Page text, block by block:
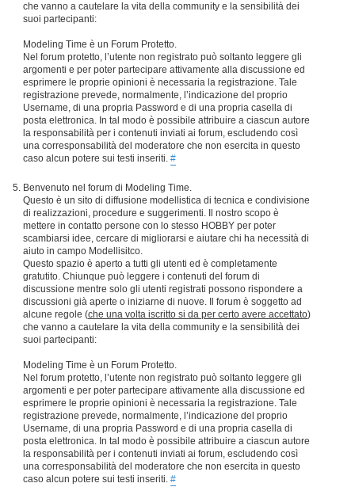
che vanno a cautelare la vita della community e la sensibilità dei
suoi partecipanti:
Modeling Time è un Forum Protetto.
Nel forum protetto, l’utente non registrato può soltanto leggere gli
argomenti e per poter partecipare attivamente alla discussione ed
esprimere le proprie opinioni è necessaria la registrazione. Tale
registrazione prevede, normalmente, l’indicazione del proprio
Username, di una propria Password e di una propria casella di
posta elettronica. In tal modo è possibile attribuire a ciascun autore
la responsabilità per i contenuti inviati ai forum, escludendo così
una corresponsabilità del moderatore che non esercita in questo
caso alcun potere sui testi inseriti. #
Benvenuto nel forum di Modeling Time.
Questo è un sito di diffusione modellistica di tecnica e condivisione
di realizzazioni, procedure e suggerimenti. Il nostro scopo è
mettere in contatto persone con lo stesso HOBBY per poter
scambiarsi idee, cercare di migliorarsi e aiutare chi ha necessità di
aiuto in campo Modellisitco.
Questo spazio è aperto a tutti gli utenti ed è completamente
gratutito. Chiunque può leggere i contenuti del forum di
discussione mentre solo gli utenti registrati possono rispondere a
discussioni già aperte o iniziarne di nuove. Il forum è soggetto ad
alcune regole (che una volta iscritto si da per certo avere accettato)
che vanno a cautelare la vita della community e la sensibilità dei
suoi partecipanti:
Modeling Time è un Forum Protetto.
Nel forum protetto, l’utente non registrato può soltanto leggere gli
argomenti e per poter partecipare attivamente alla discussione ed
esprimere le proprie opinioni è necessaria la registrazione. Tale
registrazione prevede, normalmente, l’indicazione del proprio
Username, di una propria Password e di una propria casella di
posta elettronica. In tal modo è possibile attribuire a ciascun autore
la responsabilità per i contenuti inviati ai forum, escludendo così
una corresponsabilità del moderatore che non esercita in questo
caso alcun potere sui testi inseriti. #